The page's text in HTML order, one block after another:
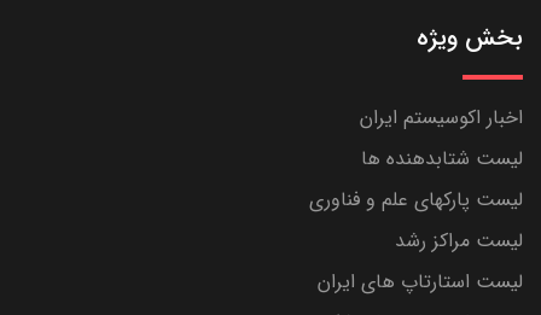
بخش ویژه
اخبار اکوسیستم ایران
لیست شتابدهنده ها
لیست پارکهای علم و فناوری
لیست مراکز رشد
لیست استارتاپ های ایران